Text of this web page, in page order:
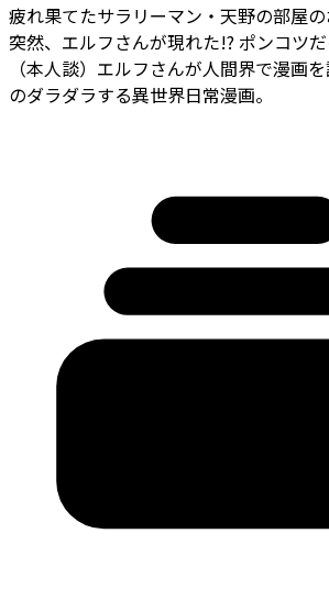
疲れ果てたサラリーマン・天野の部屋
突然、エルフさんが現れた!? ポンコツ
（本人談）エルフさんが人間界で漫画
のダラダラする異世界日常漫画。